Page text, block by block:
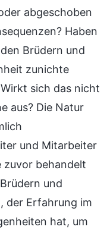
abgeschoben
Haben
Brüdern und
zunichte
sich das nicht
aus? Die Natur
und Mitarbeiter
zuvor behandelt
und
der Erfahrung im
hat, um